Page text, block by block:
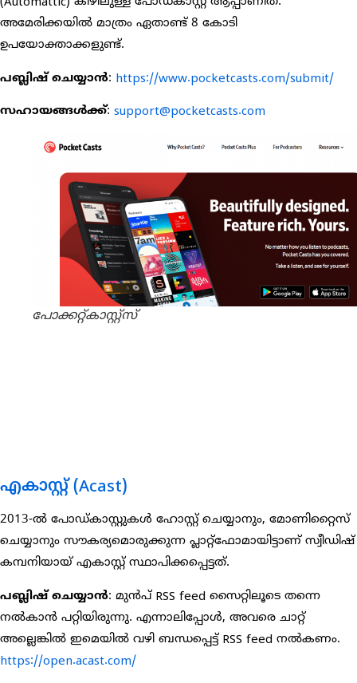
അമേരിക്കയിൽ മാത്രം ഏതാണ്ട് 8 കോടി
ഉപയോക്താക്കളുണ്ട്.
പബ്ലിഷ് ചെയ്യാൻ: https://www.pocketcasts.com/submit/
സഹായങ്ങൾക്ക്: support@pocketcasts.com
പോക്കറ്റ്കാസ്റ്റ്സ്
എകാസ്റ്റ് (Acast)
2013-ൽ പോഡ്കാസ്റ്റുകൾ ഹോസ്റ്റ് ചെയ്യാനും, മോണിറ്റൈസ്
ചെയ്യാനും സൗകര്യമൊരുക്കുന്ന പ്ലാറ്റ്‌ഫോമായിട്ടാണ് സ്വീഡിഷ്
കമ്പനിയായ് എകാസ്റ്റ് സ്ഥാപിക്കപ്പെട്ടത്.
പബ്ലിഷ് ചെയ്യാൻ: മുൻപ് RSS feed സൈറ്റിലൂടെ തന്നെ
നൽകാൻ പറ്റിയിരുന്നു. എന്നാലിപ്പോൾ, അവരെ ചാറ്റ്
അല്ലെങ്കിൽ ഇമെയിൽ വഴി ബന്ധപ്പെട്ട് RSS feed നൽകണം.
https://open.acast.com/